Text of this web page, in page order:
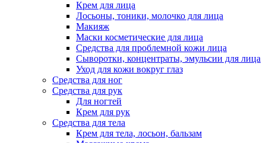
Крем для лица
Лосьоны, тоники, молочко для лица
Макияж
Маски косметические для лица
Средства для проблемной кожи лица
Сыворотки, концентраты, эмульсии для лица
Уход для кожи вокруг глаз
Средства для ног
Средства для рук
Для ногтей
Крем для рук
Средства для тела
Крем для тела, лосьон, бальзам